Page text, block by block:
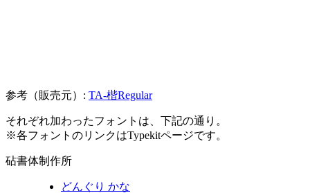
参考（販売元）: TA-楷Regular
それぞれ加わったフォントは、下記の通り。
※各フォントのリンクはTypekitページです。
砧書体制作所
どんぐり かな